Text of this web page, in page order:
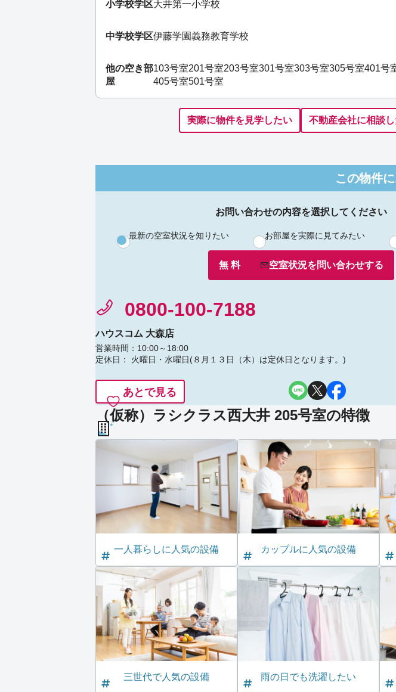
小学校学区大井第一小学校
中学校学区伊藤学園義務教育学校
他の空き部
屋
103号室201号室203号室301号室303号室305号室401号
405号室501号室
実際に物件を見学したい
不動産会社に相談
この物件
お問い合わせの内容を選択してください
最新の空室状況を知りたい お部屋を実際に見てみたい
無 料 空室状況を問い合わせする
0800-100-7188
ハウスコム 大森店
営業時間：10:00～18:00
定休日： 火曜日・水曜日(８月１３日（木）は定休日となります。)
あとで見る
（仮称）ラシクラス西大井 205号室の特徴
一人暮らしに人気の設備 カップルに人気の設備
三世代で人気の設備 雨の日でも洗濯したい